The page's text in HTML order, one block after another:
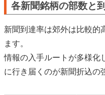
各新聞銘柄の部数と
新聞到達率は郊外は比較的
ます。
情報の入手ルートが多様化
に行き届くのが新聞折込の